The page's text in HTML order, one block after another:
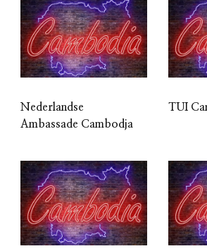
Nederlandse
Ambassade Cambodja
TUI